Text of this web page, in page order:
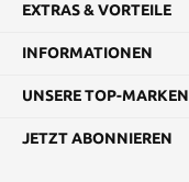
EXTRAS & VORTEILE
INFORMATIONEN
UNSERE TOP-MARKEN
JETZT ABONNIEREN